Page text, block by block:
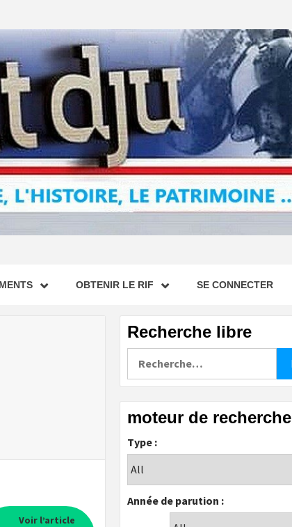
OBTENIR LE RIF SE CONNECTER
Voir l’article
Recherche libre
moteur de recherche
Type :
Année de parution :